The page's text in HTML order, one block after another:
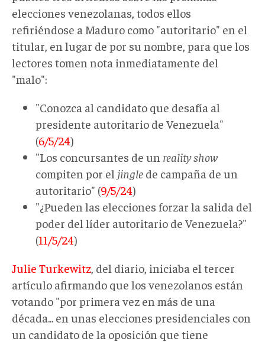
elecciones venezolanas, todos ellos
refiriéndose a Maduro como "autoritario" en el
titular, en lugar de por su nombre, para que los
lectores tomen nota inmediatamente del
"malo":
"Conozca al candidato que desafía al
presidente autoritario de Venezuela"
(6/5/24)
"Los concursantes de un reality show
compiten por el jingle de campaña de un
autoritario" (9/5/24)
"¿Pueden las elecciones forzar la salida del
poder del líder autoritario de Venezuela?"
(11/5/24)
Julie Turkewitz , del diario, iniciaba el tercer
artículo afirmando que los venezolanos están
votando "por primera vez en más de una
década... en unas elecciones presidenciales con
un candidato de la oposición que tiene